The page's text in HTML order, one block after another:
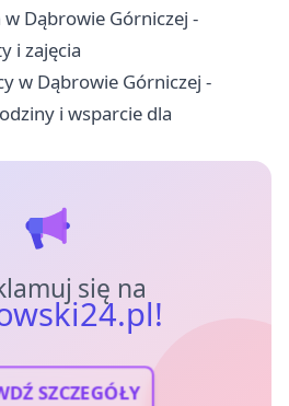
w Dąbrowie Górniczej -
i zajęcia
w Dąbrowie Górniczej -
i wsparcie dla
się na
SZCZEGÓŁY